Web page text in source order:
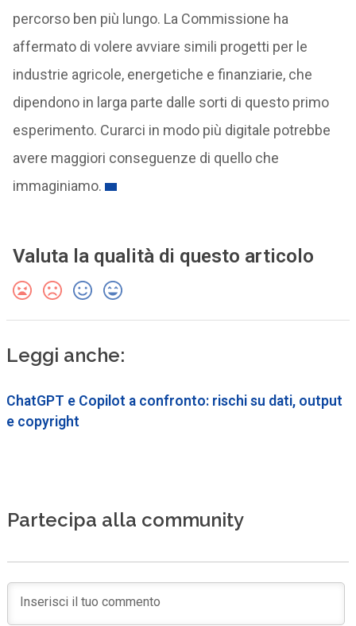
percorso ben più lungo. La Commissione ha
affermato di volere avviare simili progetti per le
industrie agricole, energetiche e finanziarie, che
dipendono in larga parte dalle sorti di questo primo
esperimento. Curarci in modo più digitale potrebbe
avere maggiori conseguenze di quello che
immaginiamo.
Valuta la qualità di questo articolo
Leggi anche:
ChatGPT e Copilot a confronto: rischi su dati, output
e copyright
Partecipa alla community